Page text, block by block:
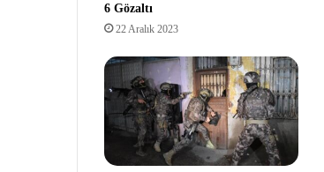
6 Gözaltı
22 Aralık 2023